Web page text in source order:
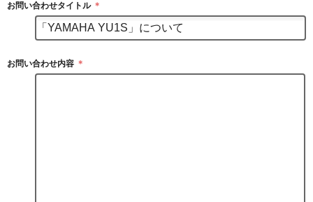
お問い合わせタイトル ＊
お問い合わせ内容 ＊